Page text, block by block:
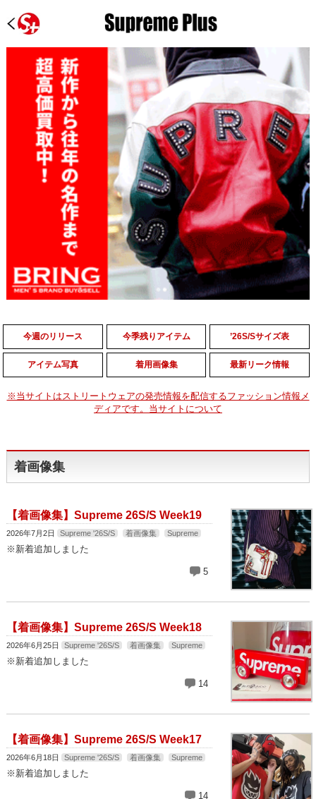
今週のリリース 今季残りアイテム ’26S/Sサイズ表
アイテム写真 着用画像集 最新リーク情報
※当サイトはストリートウェアの発売情報を配信するファッション情報メ
ディアです。当サイトについて
着画像集
【着画像集】Supreme 26S/S Week19
2026年7月2日 Supreme '26S/S 着画像集 Supreme
※新着追加しました
5
【着画像集】Supreme 26S/S Week18
2026年6月25日 Supreme '26S/S 着画像集 Supreme
※新着追加しました
14
【着画像集】Supreme 26S/S Week17
2026年6月18日 Supreme '26S/S 着画像集 Supreme
※新着追加しました
14